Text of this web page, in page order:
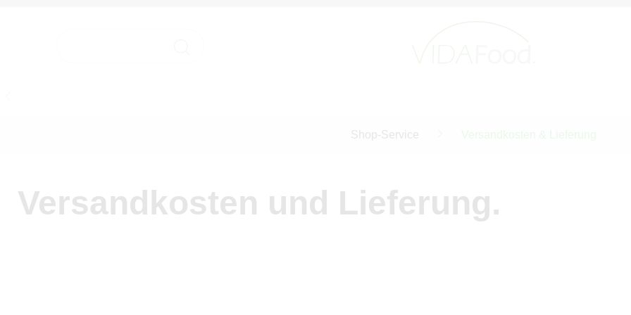
Shop-Service
Versandkosten und Lieferung.